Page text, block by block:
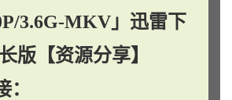
3.6G-MKV」迅雷下
版【资源分享】